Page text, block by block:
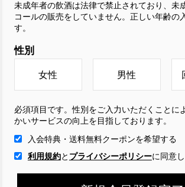
未成年者の飲酒は法律で禁止されており、未
コールの販売をしていません。正しい年齢の
す。
性別
女性 男性
必須項目です。性別をご入力いただくことに
かいサービスの向上を目指しております。
入会特典・送料無料クーポンを希望する
利用規約と プライバシーポリシーに 同意し